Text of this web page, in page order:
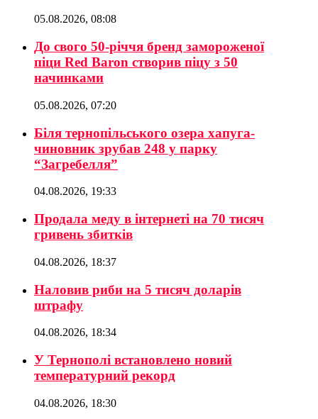
05.08.2026, 08:08
До свого 50-річчя бренд замороженої
піци Red Baron створив піцу з 50
начинками
05.08.2026, 07:20
Біля тернопільського озера хапуга-
чиновник зрубав 248 у парку
“Загребелля”
04.08.2026, 19:33
Продала меду в інтернеті на 70 тисяч
гривень збитків
04.08.2026, 18:37
Наловив риби на 5 тисяч доларів
штрафу
04.08.2026, 18:34
У Тернополі встановлено новий
температурний рекорд
04.08.2026, 18:30